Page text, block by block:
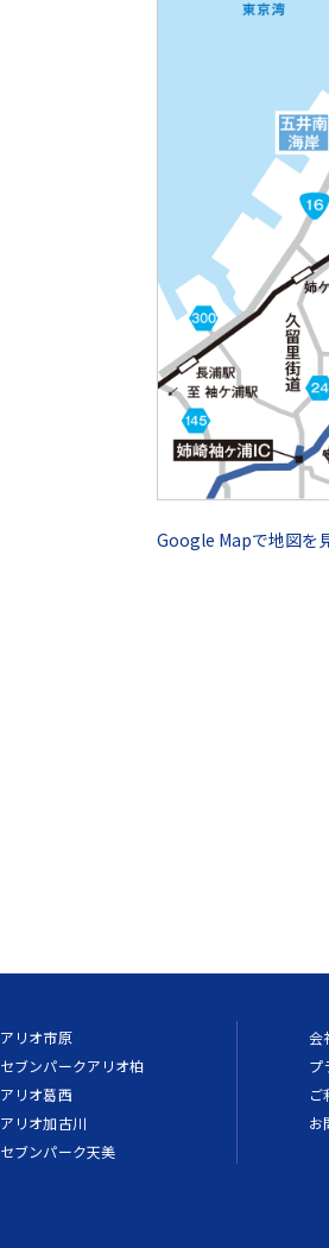
Google Mapで地図を
アリオ市原
セブンパークアリオ柏
アリオ葛西
アリオ加古川
セブンパーク天美
会
プ
ご
お